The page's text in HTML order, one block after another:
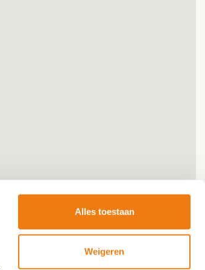
Alles toestaan
Weigeren